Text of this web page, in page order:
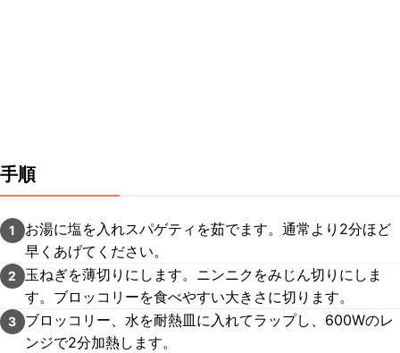
手順
1
お湯に塩を入れスパゲティを茹でます。通常より2分ほど
早くあげてください。
2
玉ねぎを薄切りにします。ニンニクをみじん切りにしま
す。ブロッコリーを食べやすい大きさに切ります。
3
ブロッコリー、水を耐熱皿に入れてラップし、600Wのレ
ンジで2分加熱します。